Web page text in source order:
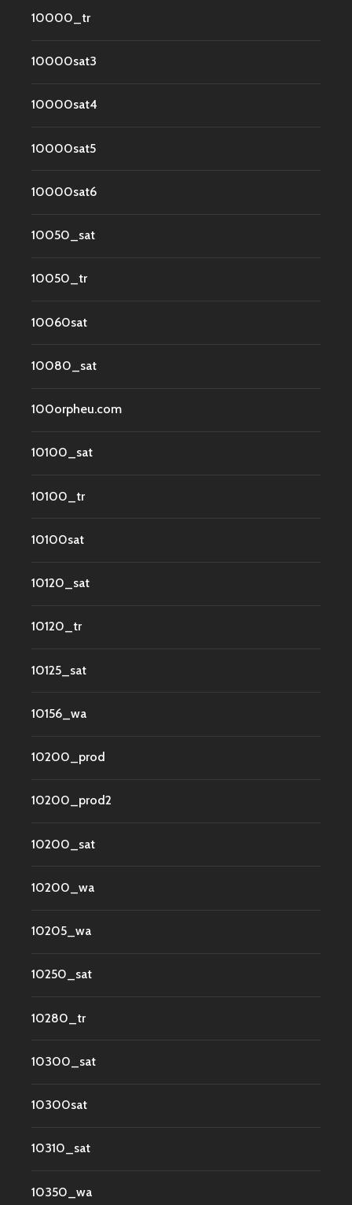
10000_tr
10000sat3
10000sat4
10000sat5
10000sat6
10050_sat
10050_tr
10060sat
10080_sat
100orpheu.com
10100_sat
10100_tr
10100sat
10120_sat
10120_tr
10125_sat
10156_wa
10200_prod
10200_prod2
10200_sat
10200_wa
10205_wa
10250_sat
10280_tr
10300_sat
10300sat
10310_sat
10350_wa